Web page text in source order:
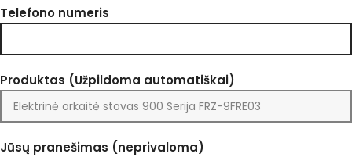
Telefono numeris
Produktas (Užpildoma automatiškai)
Jūsų pranešimas (neprivaloma)